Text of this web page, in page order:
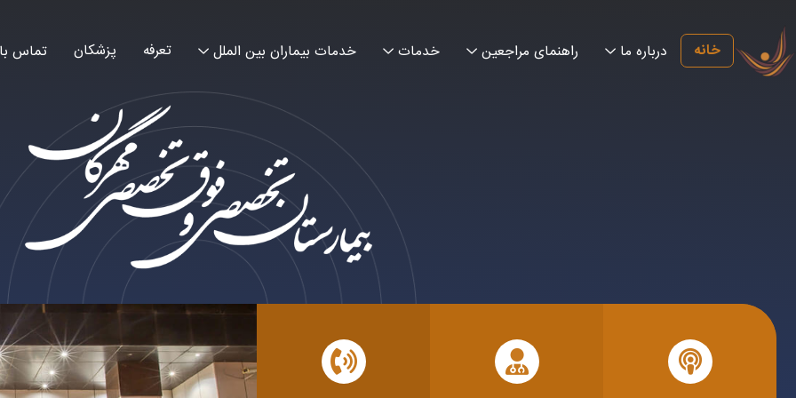
خانه درباره ما راهنمای مراجعین خدمات خدمات بیماران بین الملل تعرفه پزشکان تماس